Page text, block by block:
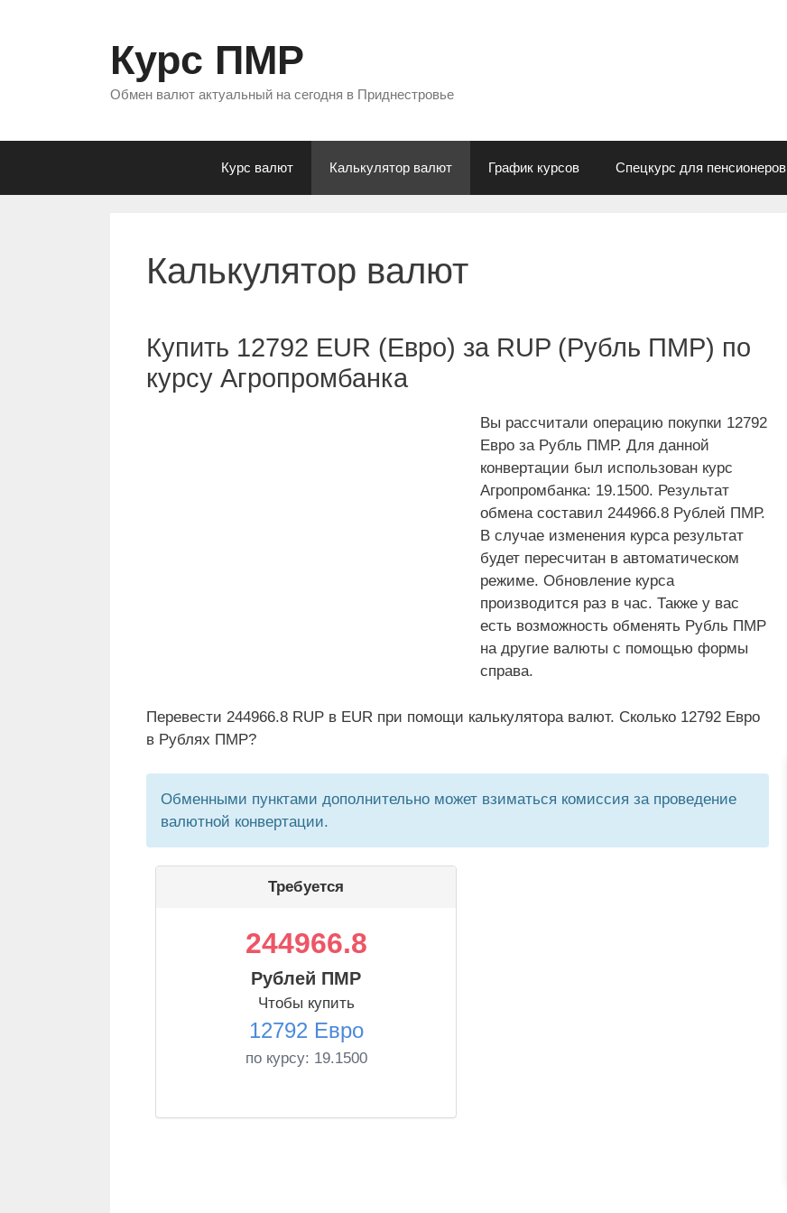
Курс ПМР
Обмен валют актуальный на сегодня в Приднестровье
Курс валют Калькулятор валют График курсов Спецкурс для пенсионеров
Калькулятор валют
Купить 12792 EUR (Евро) за RUP (Рубль ПМР) по
курсу Агропромбанка
Вы рассчитали операцию покупки 12792
Евро за Рубль ПМР. Для данной
конвертации был использован курс
Агропромбанка: 19.1500. Результат
обмена составил 244966.8 Рублей ПМР.
В случае изменения курса результат
будет пересчитан в автоматическом
режиме. Обновление курса
производится раз в час. Также у вас
есть возможность обменять Рубль ПМР
на другие валюты с помощью формы
справа.
Перевести 244966.8 RUP в EUR при помощи калькулятора валют. Сколько 12792 Евро
в Рублях ПМР?
Обменными пунктами дополнительно может взиматься комиссия за проведение
валютной конвертации.
Требуется
244966.8
Рублей ПМР
Чтобы купить
12792 Евро
по курсу: 19.1500